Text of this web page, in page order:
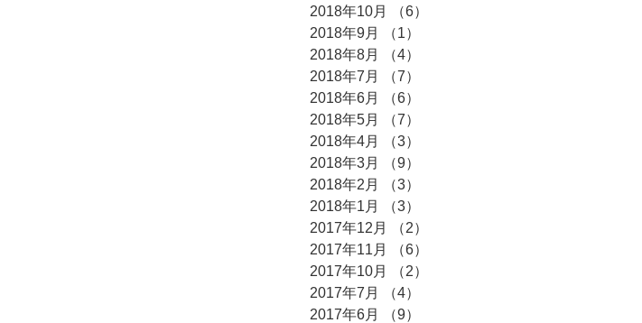
2018年10月
（6）
2018年9月
（1）
2018年8月
（4）
2018年7月
（7）
2018年6月
（6）
2018年5月
（7）
2018年4月
（3）
2018年3月
（9）
2018年2月
（3）
2018年1月
（3）
2017年12月
（2）
2017年11月
（6）
2017年10月
（2）
2017年7月
（4）
2017年6月
（9）